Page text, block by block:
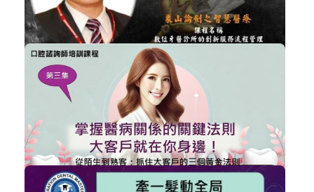
講師-曾明清-數位牙醫診所的創新服務...
購買後有效期限：2026-09-06
2996
NT$2,000